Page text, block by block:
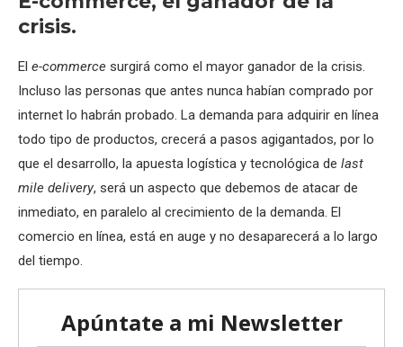
crisis.
El e-commerce surgirá como el mayor ganador de la crisis.
Incluso las personas que antes nunca habían comprado por
internet lo habrán probado. La demanda para adquirir en línea
todo tipo de productos, crecerá a pasos agigantados, por lo
que el desarrollo, la apuesta logística y tecnológica de last
mile delivery, será un aspecto que debemos de atacar de
inmediato, en paralelo al crecimiento de la demanda. El
comercio en línea, está en auge y no desaparecerá a lo largo
del tiempo.